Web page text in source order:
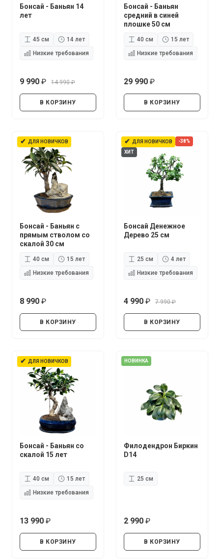
Бонсай - Баньян 14
лет
45 см
14 лет
Низкие требования
9 990
14 990
В КОРЗИНУ
Бонсай - Баньян
средний в синей
плошке 50 см
40 см
15 лет
Низкие требования
29 990
В КОРЗИНУ
✔ ДЛЯ НОВИЧКОВ
Бонсай - Баньян с
прямым стволом со
скалой 30 см
40 см
15 лет
Низкие требования
8 990
В КОРЗИНУ
✔ ДЛЯ НОВИЧКОВ
-38%
ХИТ
Бонсай Денежное
Дерево 25 см
25 см
4 лет
Низкие требования
4 990
7 990
В КОРЗИНУ
✔ ДЛЯ НОВИЧКОВ
Бонсай - Баньян со
скалой 15 лет
40 см
15 лет
Низкие требования
13 990
В КОРЗИНУ
НОВИНКА
Филодендрон Биркин
D14
25 см
2 990
В КОРЗИНУ